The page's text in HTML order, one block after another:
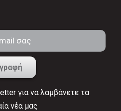
για να λαμβάνετε τα
νέα μας